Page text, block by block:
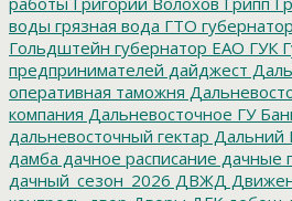
воды грязная вода ГТО губернатор
Гольдштейн губернатор ЕАО ГУК
предпринимателей дайджест
оперативная таможня
компания Дальневосточное ГУ
дальневосточный гектар Дальний
дамба дачное расписание дачные
дачный_сезон_2026 ДВЖД